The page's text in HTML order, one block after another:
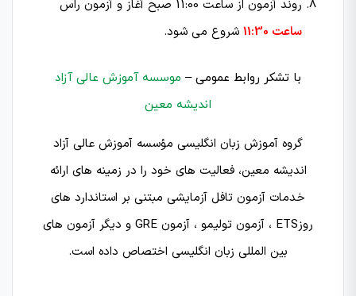
روند آزمون از ساعت 11:00 صبح آغاز و آزمون راس
ساعت 11:30
شروع می شود.
با تشکر روابط عمومی – موسسه آموزش عالی آزاد
اندیشه معین
گروه آموزش زبان انگلیسی مؤسسه آموزش عالی آزاد
اندیشه معین، فعالیت‌ های خود را در زمینه‌ های ارائه
خدمات آزمون تافل آزمایشی مبتنی بر استاندارد های
روزETS ، آزمون تولیمو ، آزمون GRE و دیگر آزمون های
بین المللی زبان انگلیسی اختصاص داده است.